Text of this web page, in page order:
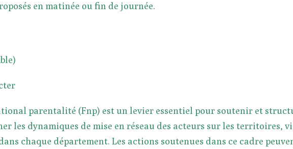
en matinée ou fin de journée.
parentalité (Fnp) est un levier essentiel pour soutenir et
les dynamiques de mise en réseau des acteurs sur les territoires,
chaque département. Les actions soutenues dans ce cadre